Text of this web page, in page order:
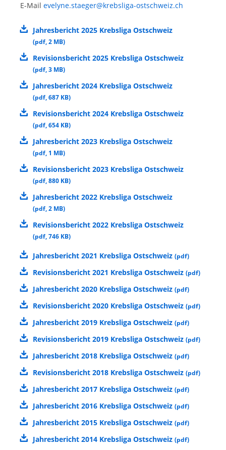
E-Mail evelyne.staeger@krebsliga-ostschweiz.ch
Jahresbericht 2025 Krebsliga Ostschweiz
(pdf,2 MB)
Revisionsbericht 2025 Krebsliga Ostschweiz
(pdf,3 MB)
Jahresbericht 2024 Krebsliga Ostschweiz
(pdf,687 KB)
Revisionsbericht 2024 Krebsliga Ostschweiz
(pdf,654 KB)
Jahresbericht 2023 Krebsliga Ostschweiz
(pdf, 1 MB)
Revisionsbericht 2023 Krebsliga Ostschweiz
(pdf,880 KB)
Jahresbericht 2022 Krebsliga Ostschweiz
(pdf,2 MB)
Revisionsbericht 2022 Krebsliga Ostschweiz
(pdf,746 KB)
Jahresbericht 2021 Krebsliga Ostschweiz (pdf)
Revisionsbericht 2021 Krebsliga Ostschweiz (pdf)
Jahresbericht 2020 Krebsliga Ostschweiz (pdf)
Revisionsbericht 2020 Krebsliga Ostschweiz (pdf)
Jahresbericht 2019 Krebsliga Ostschweiz (pdf)
Revisionsbericht 2019 Krebsliga Ostschweiz (pdf)
Jahresbericht 2018 Krebsliga Ostschweiz (pdf)
Revisionsbericht 2018 Krebsliga Ostschweiz (pdf)
Jahresbericht 2017 Krebsliga Ostschweiz (pdf)
Jahresbericht 2016 Krebsliga Ostschweiz (pdf)
Jahresbericht 2015 Krebsliga Ostschweiz (pdf)
Jahresbericht 2014 Krebsliga Ostschweiz (pdf)